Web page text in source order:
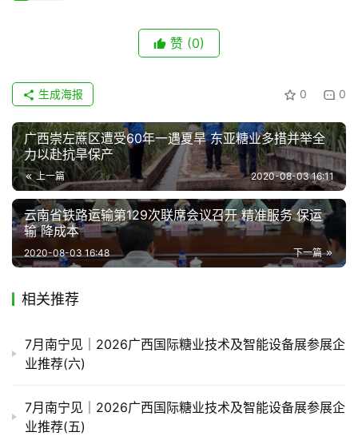
赞 (0)
0 0
生成海报
广西崇左蔗区遭受60年一遇夏旱 东亚糖业多措并举全
力以赴抗旱保产
上一篇 2020-08-03 16:11
云南省铁路运输第129次联席会议召开 精准服务 保运
输 降成本
下一篇
2020-08-03 16:48
相关推荐
7月南宁见｜2026广西国际糖业技术及智能设备展参展企
业推荐(六)
7月南宁见｜2026广西国际糖业技术及智能设备展参展企
业推荐(五)